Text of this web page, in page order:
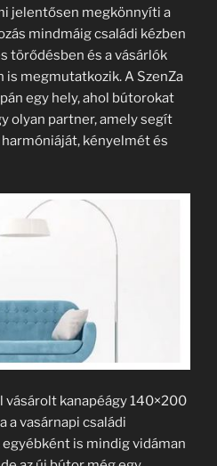
jelentősen megkönnyíti a
mindmáig családi kézben
törődésben és a vásárlók
megmutatkozik. A SzenZa
egy hely, ahol bútorokat
olyan partner, amely segít
kényelmét és
vásárolt kanapéágy 140×200
a vasárnapi családi
is mindig vidáman